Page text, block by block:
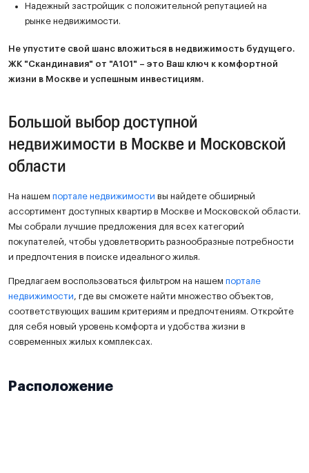
Надежный застройщик с положительной репутацией на
рынке недвижимости.
Не упустите свой шанс вложиться в недвижимость будущего.
ЖК "Скандинавия" от "А101" – это Ваш ключ к комфортной
жизни в Москве и успешным инвестициям.
Большой выбор доступной
недвижимости в Москве и Московской
области
На нашем портале недвижимости вы найдете обширный
ассортимент доступных квартир в Москве и Московской области.
Мы собрали лучшие предложения для всех категорий
покупателей, чтобы удовлетворить разнообразные потребности
и предпочтения в поиске идеального жилья.
Предлагаем воспользоваться фильтром на нашем портале
недвижимости, где вы сможете найти множество объектов,
соответствующих вашим критериям и предпочтениям. Откройте
для себя новый уровень комфорта и удобства жизни в
современных жилых комплексах.
Расположение